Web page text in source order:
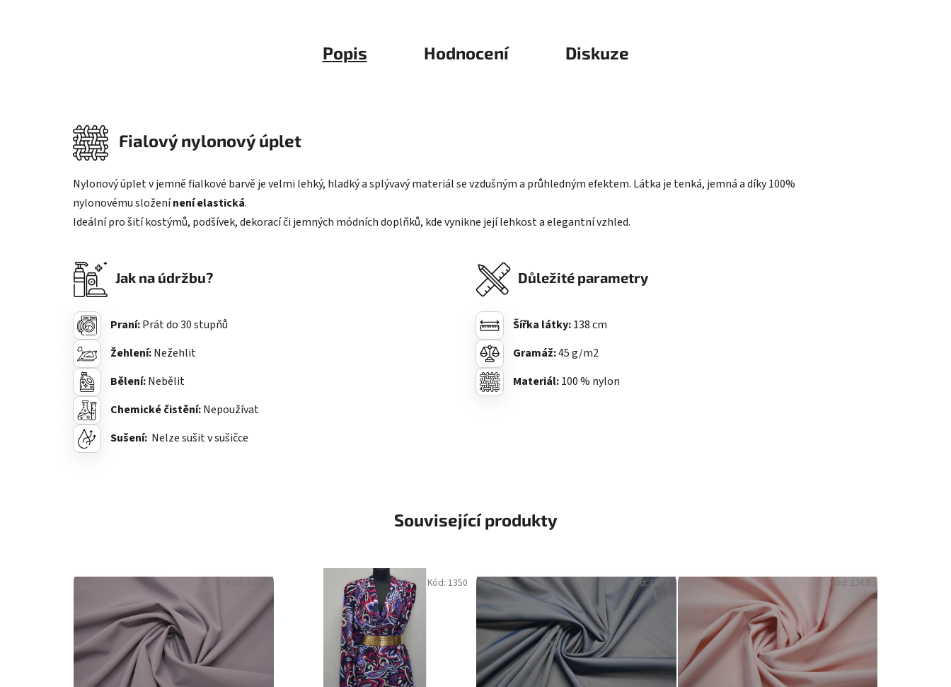
Popis Hodnocení Diskuze
Fialový nylonový úplet
Nylonový úplet v jemně fialkové barvě je velmi lehký, hladký a splývavý materiál se vzdušným a průhledným efektem. Látka je tenká, jemná a díky 100%
nylonovému složenínení elastická.
Ideální pro šití kostýmů, podšívek, dekorací či jemných módních doplňků, kde vynikne její lehkost a elegantní vzhled.
Jak na údržbu?
Praní:Prát do 30 stupňů
Žehlení:Nežehlit
Bělení:Nebělit
Chemické čistění:Nepoužívat
Sušení: Nelze sušit v sušičce
Důležité parametry
Šířka látky:138 cm
Gramáž:45g/m2
Materiál:100 % nylon
Související produkty
Kód: 1350 Kód:1372 Kód: 1369